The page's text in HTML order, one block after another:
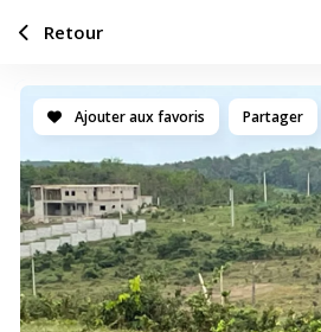
Ajouter aux favoris Partager
Retour